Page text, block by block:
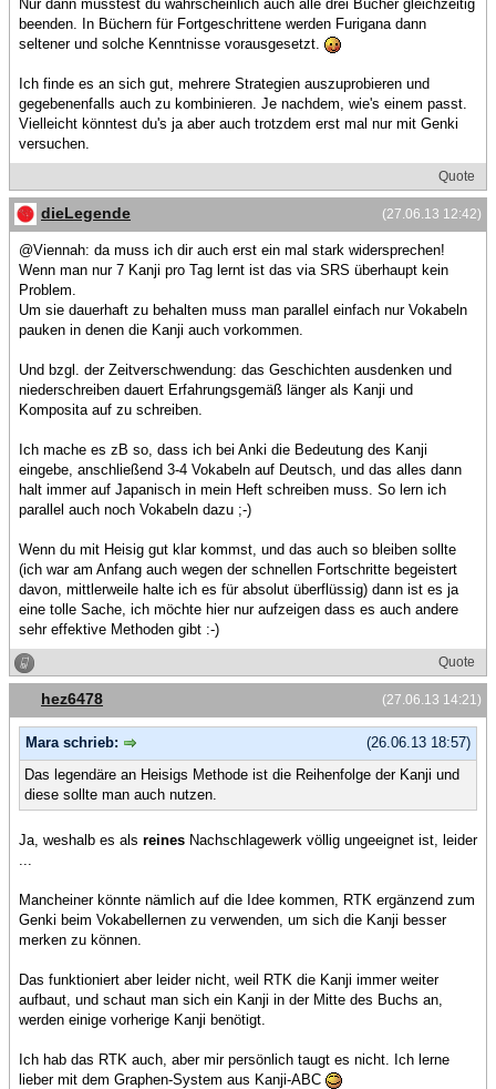
Nur dann müsstest du wahrscheinlich auch alle drei Bücher gleichzeitig
beenden. In Büchern für Fortgeschrittene werden Furigana dann
seltener und solche Kenntnisse vorausgesetzt.
Ich finde es an sich gut, mehrere Strategien auszuprobieren und
gegebenenfalls auch zu kombinieren. Je nachdem, wie's einem passt.
Vielleicht könntest du's ja aber auch trotzdem erst mal nur mit Genki
versuchen.
Quote
(27.06.13 12:42)
dieLegende
@Viennah: da muss ich dir auch erst ein mal stark widersprechen!
Wenn man nur 7 Kanji pro Tag lernt ist das via SRS überhaupt kein
Problem.
Um sie dauerhaft zu behalten muss man parallel einfach nur Vokabeln
pauken in denen die Kanji auch vorkommen.
Und bzgl. der Zeitverschwendung: das Geschichten ausdenken und
niederschreiben dauert Erfahrungsgemäß länger als Kanji und
Komposita auf zu schreiben.
Ich mache es zB so, dass ich bei Anki die Bedeutung des Kanji
eingebe, anschließend 3-4 Vokabeln auf Deutsch, und das alles dann
halt immer auf Japanisch in mein Heft schreiben muss. So lern ich
parallel auch noch Vokabeln dazu ;-)
Wenn du mit Heisig gut klar kommst, und das auch so bleiben sollte
(ich war am Anfang auch wegen der schnellen Fortschritte begeistert
davon, mittlerweile halte ich es für absolut überflüssig) dann ist es ja
eine tolle Sache, ich möchte hier nur aufzeigen dass es auch andere
sehr effektive Methoden gibt :-)
Quote
(27.06.13 14:21)
hez6478
(26.06.13 18:57)
Mara schrieb:
Das legendäre an Heisigs Methode ist die Reihenfolge der Kanji und
diese sollte man auch nutzen.
Ja, weshalb es als reines Nachschlagewerk völlig ungeeignet ist, leider
Mancheiner könnte nämlich auf die Idee kommen, RTK ergänzend zum
Genki beim Vokabellernen zu verwenden, um sich die Kanji besser
merken zu können.
Das funktioniert aber leider nicht, weil RTK die Kanji immer weiter
aufbaut, und schaut man sich ein Kanji in der Mitte des Buchs an,
werden einige vorherige Kanji benötigt.
Ich hab das RTK auch, aber mir persönlich taugt es nicht. Ich lerne
lieber mit dem Graphen-System aus Kanji-ABC